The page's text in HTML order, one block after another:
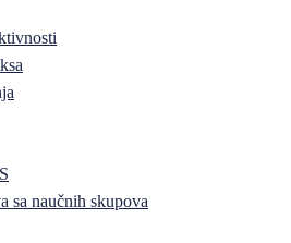
sa naučnih skupova